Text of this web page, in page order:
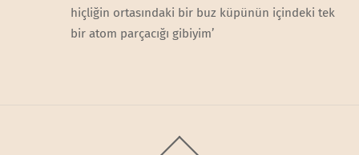
hiçliğin ortasındaki bir buz küpünün içindeki tek
bir atom parçacığı gibiyim’